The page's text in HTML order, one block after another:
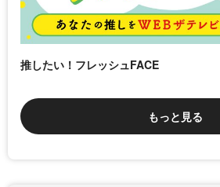
推したい！フレッシュFACE
もっと見る